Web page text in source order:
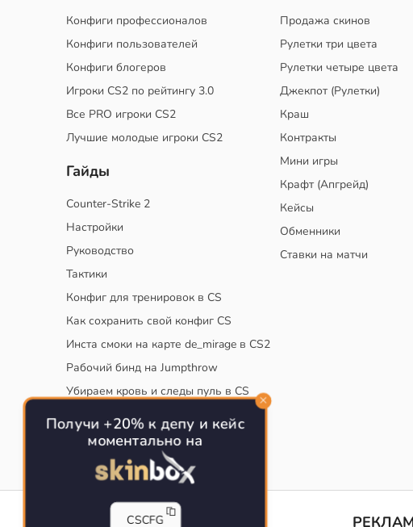
Конфиги профессионалов
Конфиги пользователей
Конфиги блогеров
Игроки CS2 по рейтингу 3.0
Все PRO игроки CS2
Лучшие молодые игроки CS2
Гайды
Counter-Strike 2
Настройки
Руководство
Тактики
Конфиг для тренировок в CS
Как сохранить свой конфиг CS
Инста смоки на карте de_mirage в CS2
Рабочий бинд на Jumpthrow
Убираем кровь и следы пуль в CS
Продажа скинов
Рулетки три цвета
Рулетки четыре цвета
Джекпот (Рулетки)
Краш
Контракты
Мини игры
Крафт (Апгрейд)
Кейсы
Обменники
Ставки на матчи
Получи +20% к депу и кейс
моментально на
CSCFG